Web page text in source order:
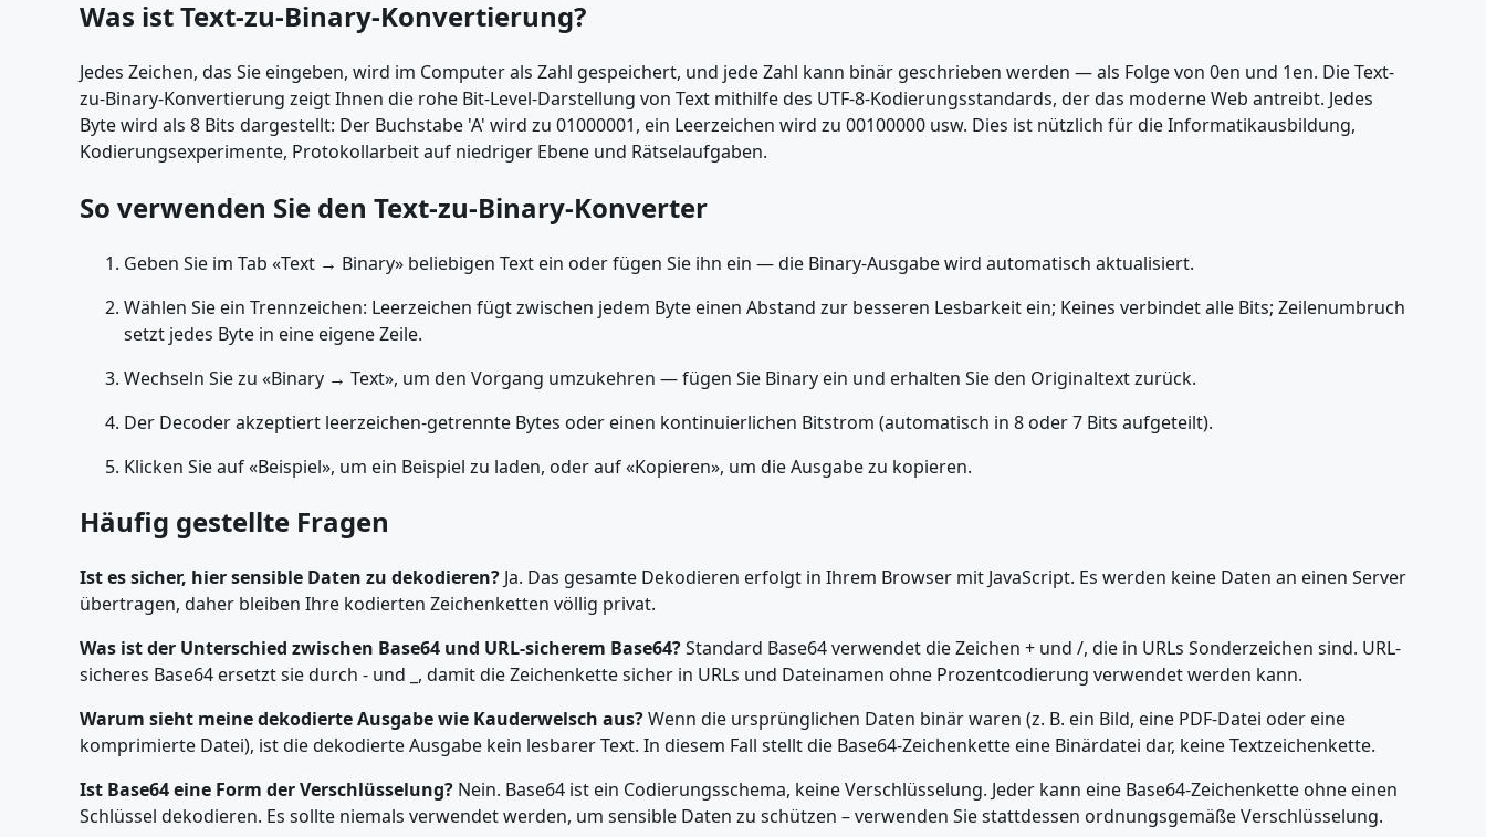
Was ist Text-zu-Binary-Konvertierung?
Jedes Zeichen, das Sie eingeben, wird im Computer als Zahl gespeichert, und jede Zahl kann binär geschrieben werden — als Folge von 0en und 1en. Die Text-
zu-Binary-Konvertierung zeigt Ihnen die rohe Bit-Level-Darstellung von Text mithilfe des UTF-8-Kodierungsstandards, der das moderne Web antreibt. Jedes
Byte wird als 8 Bits dargestellt: Der Buchstabe 'A' wird zu 01000001, ein Leerzeichen wird zu 00100000 usw. Dies ist nützlich für die Informatikausbildung,
Kodierungsexperimente, Protokollarbeit auf niedriger Ebene und Rätselaufgaben.
So verwenden Sie den Text-zu-Binary-Konverter
Geben Sie im Tab «Text → Binary» beliebigen Text ein oder fügen Sie ihn ein — die Binary-Ausgabe wird automatisch aktualisiert.
Wählen Sie ein Trennzeichen: Leerzeichen fügt zwischen jedem Byte einen Abstand zur besseren Lesbarkeit ein; Keines verbindet alle Bits; Zeilenumbruch
setzt jedes Byte in eine eigene Zeile.
Wechseln Sie zu «Binary → Text», um den Vorgang umzukehren — fügen Sie Binary ein und erhalten Sie den Originaltext zurück.
Der Decoder akzeptiert leerzeichen-getrennte Bytes oder einen kontinuierlichen Bitstrom (automatisch in 8 oder 7 Bits aufgeteilt).
Klicken Sie auf «Beispiel», um ein Beispiel zu laden, oder auf «Kopieren», um die Ausgabe zu kopieren.
Häufig gestellte Fragen
Ist es sicher, hier sensible Daten zu dekodieren? Ja. Das gesamte Dekodieren erfolgt in Ihrem Browser mit JavaScript. Es werden keine Daten an einen Server
übertragen, daher bleiben Ihre kodierten Zeichenketten völlig privat.
Was ist der Unterschied zwischen Base64 und URL-sicherem Base64?Standard Base64 verwendet die Zeichen + und /, die in URLs Sonderzeichen sind. URL-
sicheres Base64 ersetzt sie durch - und _, damit die Zeichenkette sicher in URLs und Dateinamen ohne Prozentcodierung verwendet werden kann.
Warum sieht meine dekodierte Ausgabe wie Kauderwelsch aus?Wenn die ursprünglichen Daten binär waren (z. B. ein Bild, eine PDF-Datei oder eine
komprimierte Datei), ist die dekodierte Ausgabe kein lesbarer Text. In diesem Fall stellt die Base64-Zeichenkette eine Binärdatei dar, keine Textzeichenkette.
Ist Base64 eine Form der Verschlüsselung? Nein. Base64 ist ein Codierungsschema, keine Verschlüsselung. Jeder kann eine Base64-Zeichenkette ohne einen
Schlüssel dekodieren. Es sollte niemals verwendet werden, um sensible Daten zu schützen – verwenden Sie stattdessen ordnungsgemäße Verschlüsselung.